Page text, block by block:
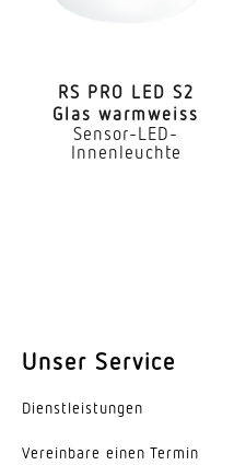
RS PRO LED S2
Glas warmweiss
Sensor-LED-
Innenleuchte
Unser Service
Dienst­leis­tungen
Vereinbare einen Termin